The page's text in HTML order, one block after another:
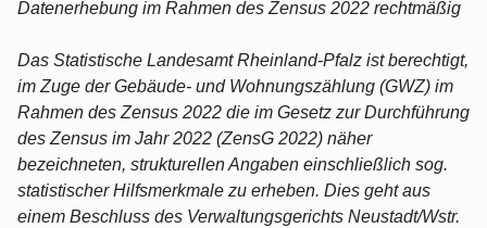
Datenerhebung im Rahmen des Zensus 2022 rechtmäßig
Das Statistische Landesamt Rheinland-Pfalz ist berechtigt,
im Zuge der Gebäude- und Wohnungszählung (GWZ) im
Rahmen des Zensus 2022 die im Gesetz zur Durchführung
des Zensus im Jahr 2022 (ZensG 2022) näher
bezeichneten, strukturellen Angaben einschließlich sog.
statistischer Hilfsmerkmale zu erheben. Dies geht aus
einem Beschluss des Verwaltungsgerichts Neustadt/Wstr.